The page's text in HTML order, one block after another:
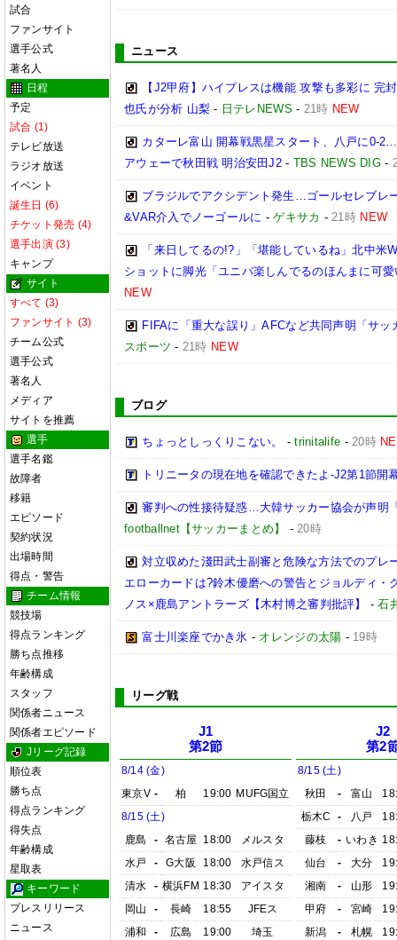
試合
ファンサイト
選手公式
著名人
日程
予定
試合 (1)
テレビ放送
ラジオ放送
イベント
誕生日 (6)
チケット発売 (4)
選手出演 (3)
キャンプ
サイト
すべて (3)
ファンサイト (3)
チーム公式
選手公式
著名人
メディア
サイトを推薦
選手
選手名鑑
故障者
移籍
エピソード
契約状況
出場時間
得点・警告
チーム情報
競技場
得点ランキング
勝ち点推移
年齢構成
スタッフ
関係者ニュース
関係者エピソード
Jリーグ記録
順位表
勝ち点
得点ランキング
得失点
年齢構成
星取表
キーワード
プレスリリース
ニュース
ニュース
【J2甲府】ハイプレスは機能 攻撃も多彩に 完
也氏が分析 山梨 - 日テレNEWS - 21時 NEW
カターレ富山 開幕戦黒星スタート、八戸に0-
アウェーで秋田戦 明治安田J2 - TBS NEWS DIG -
ブラジルでアクシデント発生…ゴールセレブレ
&VAR介入でノーゴールに -ゲキサカ -21時 NEW
「来日してるの!?」「堪能しているね」北中
ショットに脚光「ユニバ楽しんでるのほんまに可愛
NEW
FIFAに「重大な誤り」AFCなど共同声明「サ
スポーツ - 21時 NEW
ブログ
ちょっとしっくりこない。 -trinitalife -20時
トリニータの現在地を確認できたよ-J2第1節開
審判への性接待疑惑…大韓サッカー協会が声明
footballnet【サッカーまとめ】
-20時
対立収めた淺田武士副審と危険な方法でのプレ
エローカードは?鈴木優磨への警告とジョルディ
ノス×鹿島アントラーズ【木村博之審判批評】
-石
富士川楽座でかき氷 - オレンジの太陽 - 19時
リーグ戦
J1
第2節
8/14 (金)
東京V - 柏 19:00 MUFG国立
8/15 (土)
鹿島
- 名古屋 18:00
メルスタ
水戸
- G大阪 18:00
水戸信ス
清水
- 横浜FM 18:30
アイスタ
岡山
- 長崎 18:55
JFEス
浦和
- 広島 19:00
埼玉
J2
第2
8/15 (土)
秋田
- 富山
栃木C
- 八戸
藤枝
- いわき
仙台
- 大分
湘南
- 山形
甲府
- 宮崎
新潟
- 札幌